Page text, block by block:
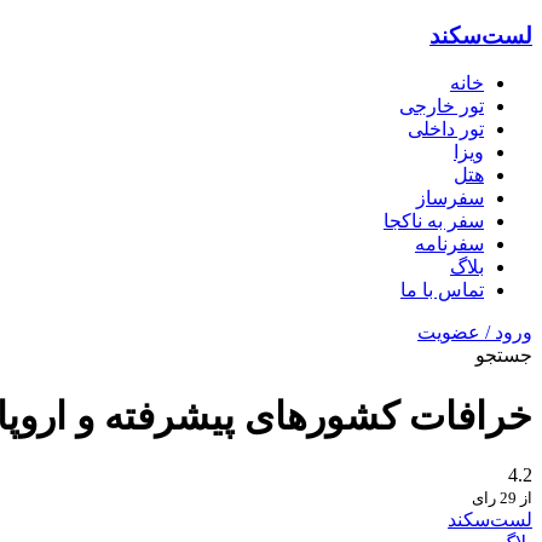
لست‌سکند
خانه
تور خارجی
تور داخلی
ویزا
هتل‌
سفرساز
سفر به ناکجا
سفرنامه
بلاگ
تماس با ما
ورود / عضویت
جستجو
خرافات کشورهای پیشرفته و
4.2
از 29 رای
لست‌سکند